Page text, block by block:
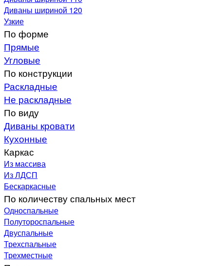
Диваны шириной 120
Узкие
По форме
Прямые
Угловые
По конструкции
Раскладные
Не раскладные
По виду
Диваны кровати
Кухонные
Каркас
Из массива
Из ЛДСП
Бескаркасные
По количеству спальных мест
Односпальные
Полутороспальные
Двуспальные
Трехспальные
Трехместные